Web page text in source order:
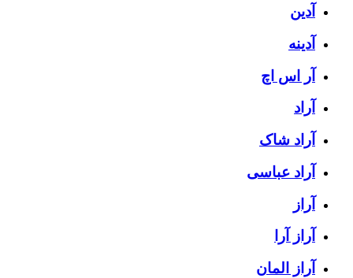
آدین
آدینه
آر اس اچ
آراد
آراد شاک
آراد عباسی
آراز
آراز آرا
آراز المان